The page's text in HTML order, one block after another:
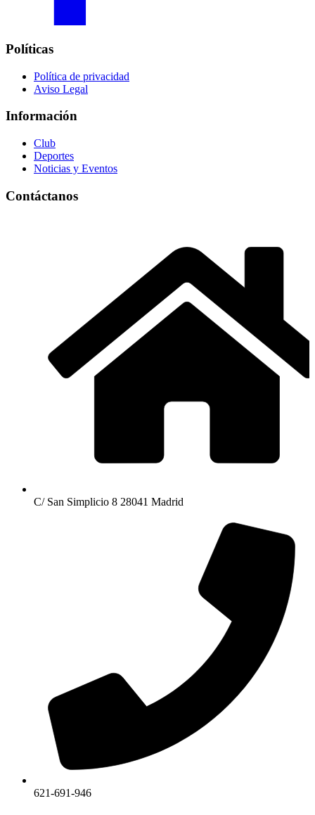
Políticas
Política de privacidad
Aviso Legal
Información
Club
Deportes
Noticias y Eventos
Contáctanos
C/ San Simplicio 8 28041 Madrid
621-691-946